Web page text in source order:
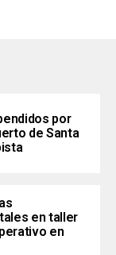
por
de Santa
en taller
en